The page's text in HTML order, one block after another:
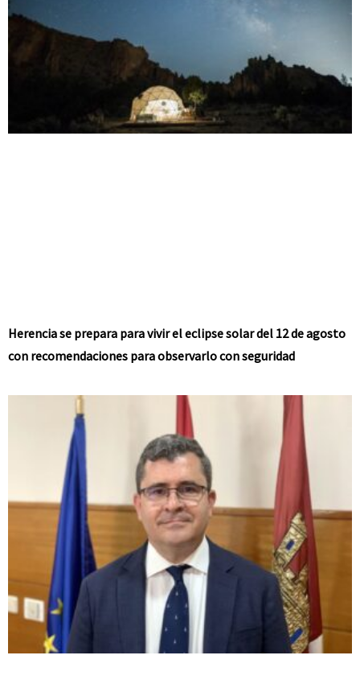
Herencia se prepara para vivir el eclipse solar del 12 de agosto
con recomendaciones para observarlo con seguridad